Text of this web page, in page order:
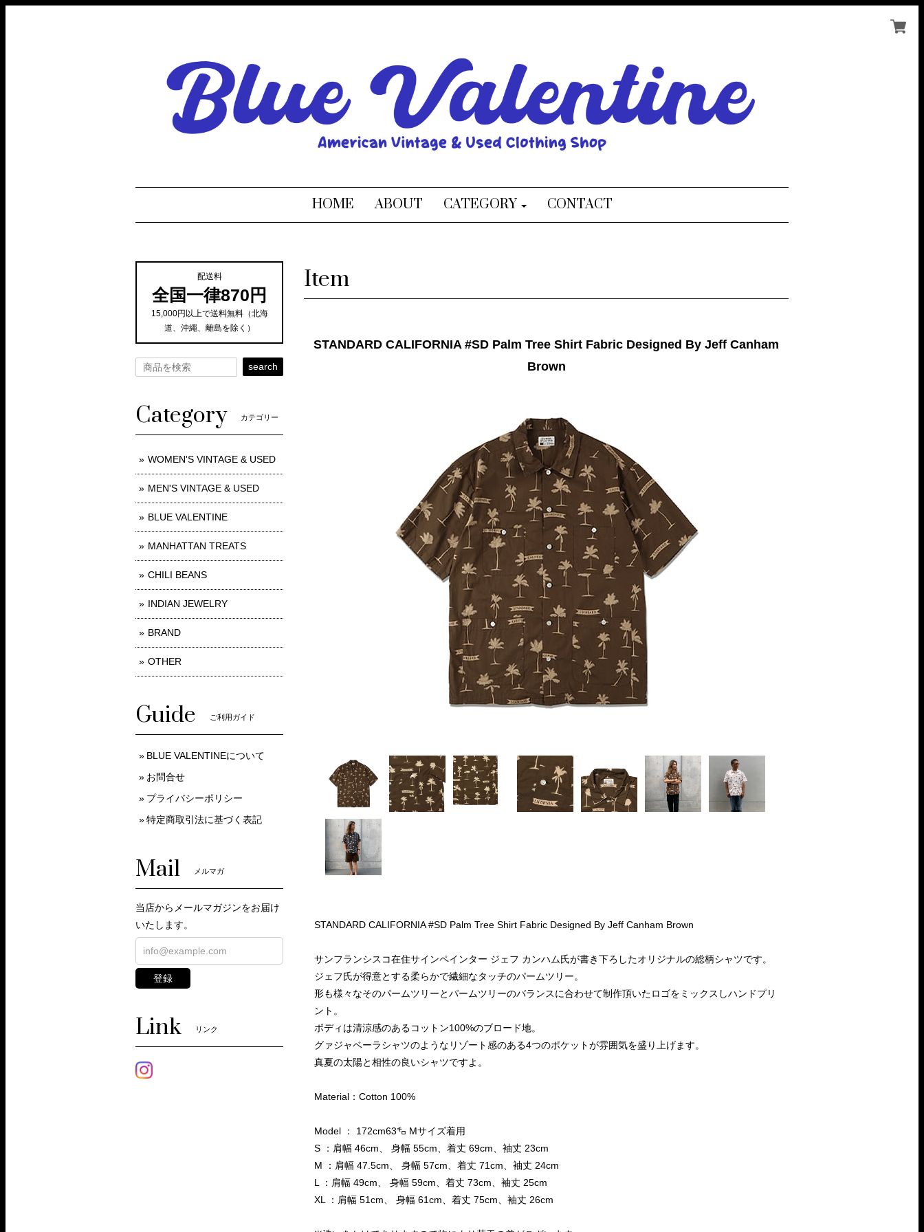
HOME ABOUT CATEGORY CONTACT
Item
STANDARD CALIFORNIA #SD Palm Tree Shirt Fabric Designed By Jeff Canham
Brown
STANDARD CALIFORNIA #SD Palm Tree Shirt Fabric Designed By Jeff Canham Brown
サンフランシスコ在住サインペインター ジェフ カンハム氏が書き下ろしたオリジナルの総柄シャツです。
ジェフ氏が得意とする柔らかで繊細なタッチのパームツリー。
形も様々なそのパームツリーとパームツリーのバランスに合わせて制作頂いたロゴをミックスしハンドプリ
ント。
ボディは清涼感のあるコットン100%のブロード地。
グァジャベーラシャツのようなリゾート感のある4つのポケットが雰囲気を盛り上げます。
真夏の太陽と相性の良いシャツですよ。
Material：Cotton 100%
Model ： 172cm63㌔ Mサイズ着用
S ：肩幅 46cm、 身幅 55cm、着丈 69cm、袖丈 23cm
M ：肩幅 47.5cm、 身幅 57cm、着丈 71cm、袖丈 24cm
L ：肩幅 49cm、 身幅 59cm、着丈 73cm、袖丈 25cm
XL ：肩幅 51cm、 身幅 61cm、着丈 75cm、袖丈 26cm
配送料
全国一律870円
15,000円以上で送料無料（北海
道、沖繩、離島を除く）
search
Category カテゴリー
WOMEN'S VINTAGE & USED
MEN'S VINTAGE & USED
BLUE VALENTINE
MANHATTAN TREATS
CHILI BEANS
INDIAN JEWELRY
BRAND
OTHER
Guide ご利用ガイド
BLUE VALENTINEについて
お問合せ
プライバシーポリシー
特定商取引法に基づく表記
Mail メルマガ
当店からメールマガジンをお届け
いたします。
登録
Link リンク